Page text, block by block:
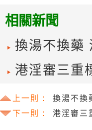
相關新聞
換湯不換藥
港淫審三重
上一則 :
換湯不換
下一則 :
港淫審三